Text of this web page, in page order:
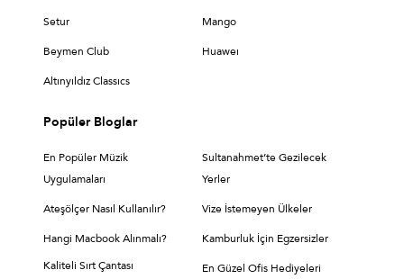
Setur Mango
Beymen Club Huaweı
Altınyıldız Classıcs
Popüler Bloglar
En Popüler Müzik
Uygulamaları
Sultanahmet’te Gezilecek
Yerler
Ateşölçer Nasıl Kullanılır? Vize İstemeyen Ülkeler
Hangi Macbook Alınmalı?
Kamburluk İçin Egzersizler
Kaliteli Sırt Çantası
En Güzel Ofis Hediyeleri